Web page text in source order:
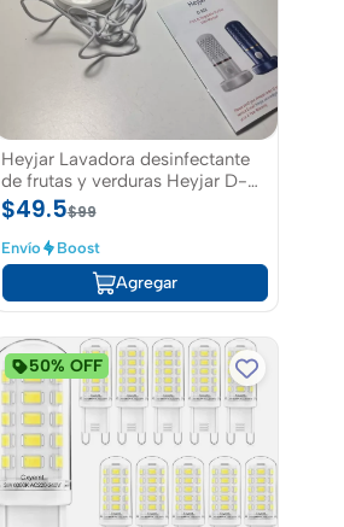
Heyjar Lavadora desinfectante
de frutas y verduras Heyjar D-
812
$49.5$99
Envío Boost
Agregar
50% OFF